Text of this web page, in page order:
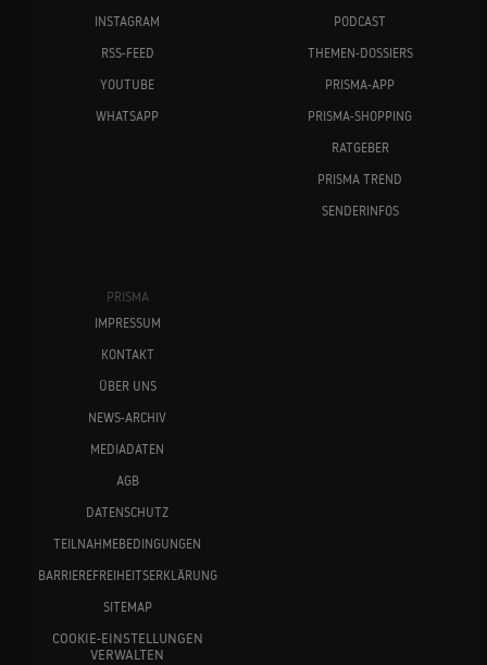
INSTAGRAM
RSS-FEED
YOUTUBE
WHATSAPP
PODCAST
THEMEN-DOSSIERS
PRISMA-APP
PRISMA-SHOPPING
RATGEBER
PRISMA TREND
SENDERINFOS
PRISMA
IMPRESSUM
KONTAKT
ÜBER UNS
NEWS-ARCHIV
MEDIADATEN
AGB
DATENSCHUTZ
TEILNAHMEBEDINGUNGEN
BARRIEREFREIHEITSERKLÄRUNG
SITEMAP
COOKIE-EINSTELLUNGEN
VERWALTEN